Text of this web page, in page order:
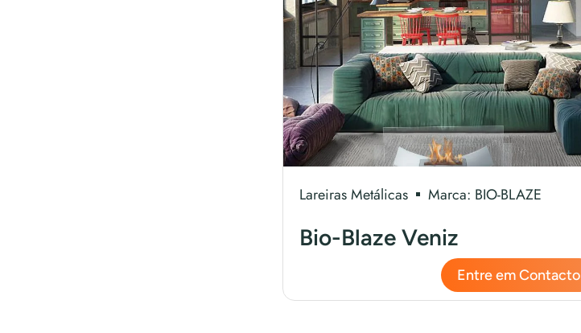
Lareiras Metálicas Marca: BIO-BLAZE
Bio-Blaze Veniz
Entre em Contacto